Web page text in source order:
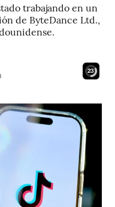
trabajando en un
de ByteDance Ltd.,
22